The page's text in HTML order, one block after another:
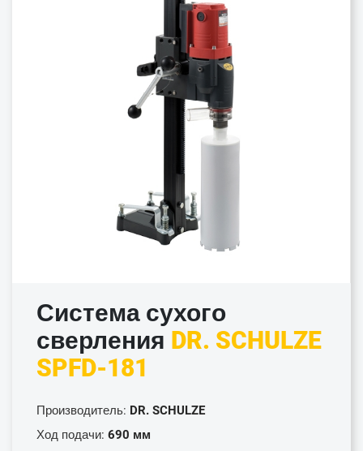
Система сухого
сверления DR. SCHULZE
SPFD-181
Производитель: DR. SCHULZE
Ход подачи: 690 мм